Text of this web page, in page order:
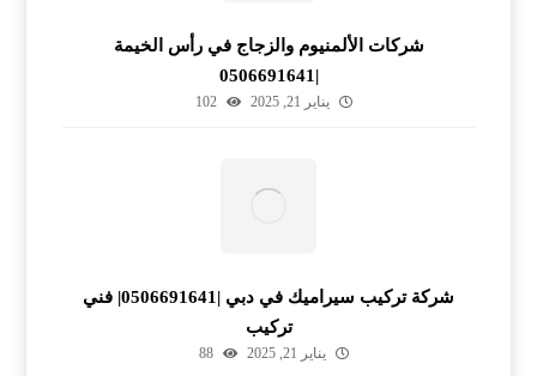
شركات الألمنيوم والزجاج في رأس الخيمة
|0506691641
يناير 21, 2025 102
شركة تركيب سيراميك في دبي |0506691641| فني
تركيب
يناير 21, 2025 88